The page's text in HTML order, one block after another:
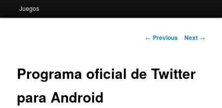
to
Juegos
Post
← Previous Next →
Programa oficial de Twitter
para Android